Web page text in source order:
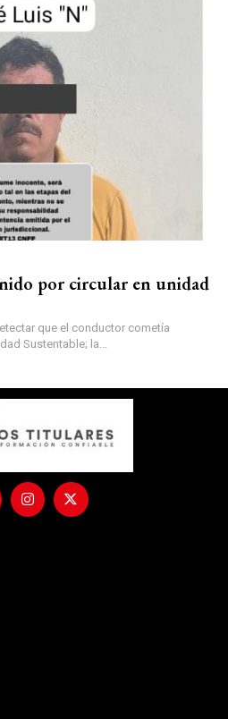
por circular en unidad
que el conductor cometía
Sustentable; la...